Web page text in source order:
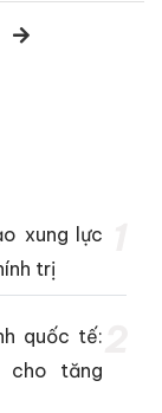
xung lực
trị
quốc tế:
cho tăng